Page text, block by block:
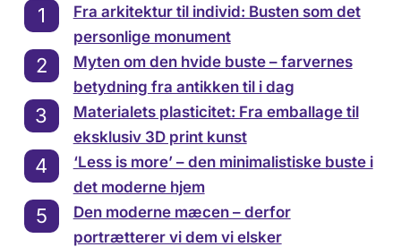
Fra arkitektur til individ: Busten som det
personlige monument
Myten om den hvide buste – farvernes
betydning fra antikken til i dag
Materialets plasticitet: Fra emballage til
eksklusiv 3D print kunst
‘Less is more’ – den minimalistiske buste i
det moderne hjem
Den moderne mæcen – derfor
portrætterer vi dem vi elsker